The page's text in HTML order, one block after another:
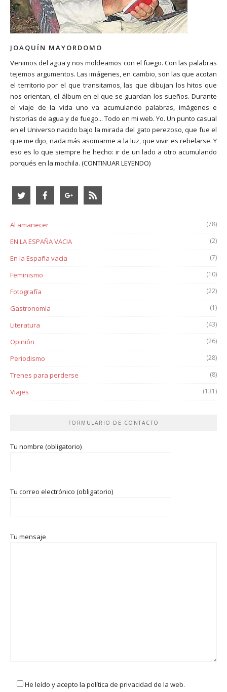
JOAQUÍN MAYORDOMO
Venimos del agua y nos moldeamos con el fuego. Con las palabras
tejemos argumentos. Las imágenes, en cambio, son las que acotan
el territorio por el que transitamos, las que dibujan los hitos que
nos orientan, el álbum en el que se guardan los sueños. Durante
el viaje de la vida uno va acumulando palabras, imágenes e
historias de agua y de fuego... Todo en mi web. Yo. Un punto casual
en el Universo nacido bajo la mirada del gato perezoso, que fue el
que me dijo, nada más asomarme a la luz, que vivir es rebelarse. Y
eso es lo que siempre he hecho: ir de un lado a otro acumulando
porqués en la mochila. (CONTINUAR LEYENDO)
Al amanecer (78)
EN LA ESPAÑA VACIA (2)
En la España vacía (7)
Feminismo (10)
Fotografía (22)
Gastronomía (1)
Literatura (43)
Opinión (26)
Periodismo (28)
Trenes para perderse (8)
Viajes (131)
FORMULARIO DE CONTACTO
Tu nombre (obligatorio)
Tu correo electrónico (obligatorio)
Tu mensaje
He leído y acepto la política de privacidad de la web.